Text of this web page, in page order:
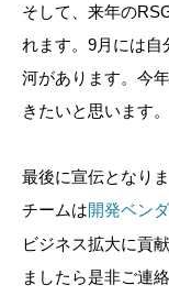
そして、来年の
れます。9月には自
河があります。今
きたいと思います。
最後に宣伝となり
チームは開発ベン
ビジネス拡大に貢
ましたら是非ご連